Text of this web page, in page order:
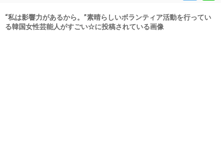
“私は影響力があるから。”素晴らしいボランティア活動を行ってい
る韓国女性芸能人がすごい☆に投稿されている画像